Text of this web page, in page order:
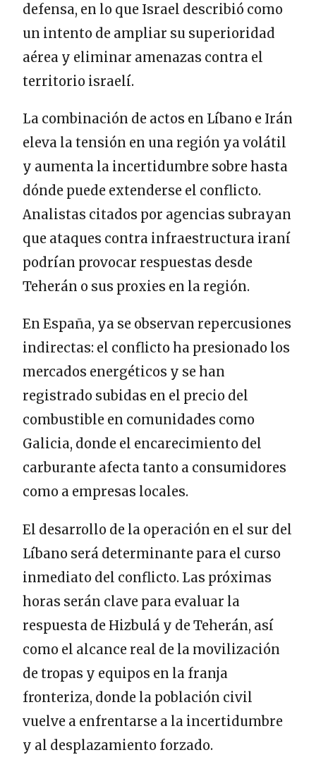
defensa, en lo que Israel describió como
un intento de ampliar su superioridad
aérea y eliminar amenazas contra el
territorio israelí.
La combinación de actos en Líbano e Irán
eleva la tensión en una región ya volátil
y aumenta la incertidumbre sobre hasta
dónde puede extenderse el conflicto.
Analistas citados por agencias subrayan
que ataques contra infraestructura iraní
podrían provocar respuestas desde
Teherán o sus proxies en la región.
En España, ya se observan repercusiones
indirectas: el conflicto ha presionado los
mercados energéticos y se han
registrado subidas en el precio del
combustible en comunidades como
Galicia, donde el encarecimiento del
carburante afecta tanto a consumidores
como a empresas locales.
El desarrollo de la operación en el sur del
Líbano será determinante para el curso
inmediato del conflicto. Las próximas
horas serán clave para evaluar la
respuesta de Hizbulá y de Teherán, así
como el alcance real de la movilización
de tropas y equipos en la franja
fronteriza, donde la población civil
vuelve a enfrentarse a la incertidumbre
y al desplazamiento forzado.